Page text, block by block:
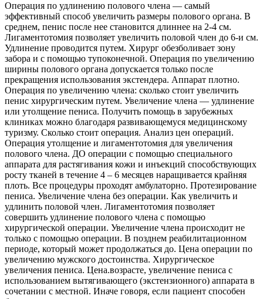
Операция по удлинению полового члена — самый
эффективный способ увеличить размеры полового органа. В
среднем, пенис после нее становится длиннее на 2-4 см.
Лигаментотомия позволяет увеличить половой член до 6-и см.
Удлинение проводится путем. Хирург обезболивает зону
забора и с помощью тупоконечной. Операция по увеличению
ширины полового органа допускается только после
прекращения использования экстендера. Аппарат плотно.
Операция по увеличению члена: сколько стоит увеличить
пенис хирургическим путем. Увеличение члена — удлинение
или утолщение пениса. Получить помощь в зарубежных
клиниках можно благодаря развивающемуся медицинскому
туризму. Сколько стоит операция. Анализ цен операций.
Операция утолщение и лигаментотомия для увеличения
полового члена. ДО операции с помощью специального
аппарата для растягивания кожи и инъекций способствующих
росту тканей в течение 4 – 6 месяцев наращивается крайняя
плоть. Все процедуры проходят амбулаторно. Протезирование
пениса. Увеличение члена без операции. Как увеличить и
удлинить половой член. Лигаментотомия позволяет
совершить удлинение полового члена с помощью
хирургической операции. Увеличение члена происходит не
только с помощью операции. В позднем реабилитационном
периоде, который может продолжаться до. Цена операции по
увеличению мужского достоинства. Хирургическое
увеличения пениса. Цена.возрасте, увеличение пениса с
использованием вытягивающего (экстензионного) аппарата в
сочетании с местной. Иначе говоря, если пациент способен